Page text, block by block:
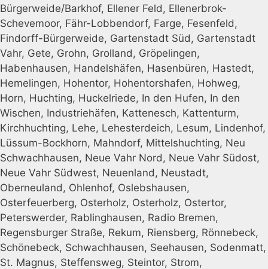
Bürgerweide/Barkhof, Ellener Feld, Ellenerbrok-
Schevemoor, Fähr-Lobbendorf, Farge, Fesenfeld,
Findorff-Bürgerweide, Gartenstadt Süd, Gartenstadt
Vahr, Gete, Grohn, Grolland, Gröpelingen,
Habenhausen, Handelshäfen, Hasenbüren, Hastedt,
Hemelingen, Hohentor, Hohentorshafen, Hohweg,
Horn, Huchting, Huckelriede, In den Hufen, In den
Wischen, Industriehäfen, Kattenesch, Kattenturm,
Kirchhuchting, Lehe, Lehesterdeich, Lesum, Lindenhof,
Lüssum-Bockhorn, Mahndorf, Mittelshuchting, Neu
Schwachhausen, Neue Vahr Nord, Neue Vahr Südost,
Neue Vahr Südwest, Neuenland, Neustadt,
Oberneuland, Ohlenhof, Oslebshausen,
Osterfeuerberg, Osterholz, Osterholz, Ostertor,
Peterswerder, Rablinghausen, Radio Bremen,
Regensburger Straße, Rekum, Riensberg, Rönnebeck,
Schönebeck, Schwachhausen, Seehausen, Sodenmatt,
St. Magnus, Steffensweg, Steintor, Strom,